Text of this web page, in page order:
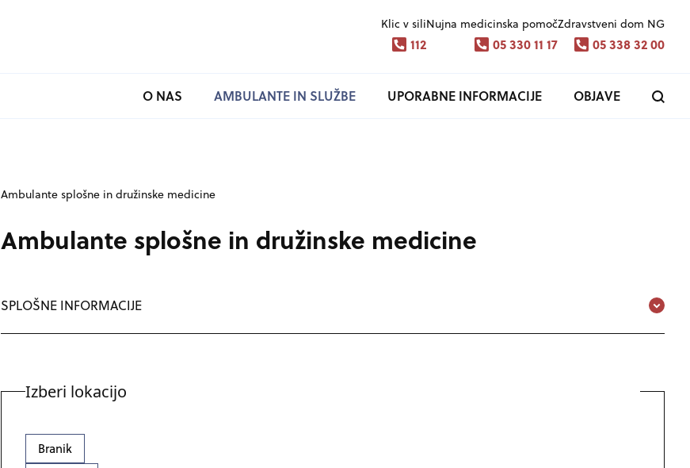
Klic v sili
112
Nujna medicinska pomoč
05 330 11 17
Zdravstveni dom NG
05 338 32 00
O NAS AMBULANTE IN SLUŽBE UPORABNE INFORMACIJE OBJAVE
Ambulante splošne in družinske medicine
Ambulante splošne in družinske medicine
SPLOŠNE INFORMACIJE
Izberi lokacijo
Branik